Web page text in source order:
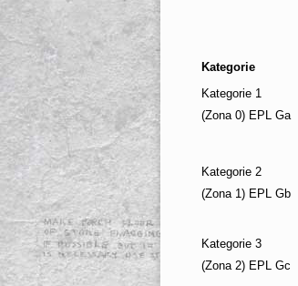
Kategorie
Kategorie 1
(Zona 0) EPL Ga
Kategorie 2
(Zona 1) EPL Gb
Kategorie 3
(Zona 2) EPL Gc